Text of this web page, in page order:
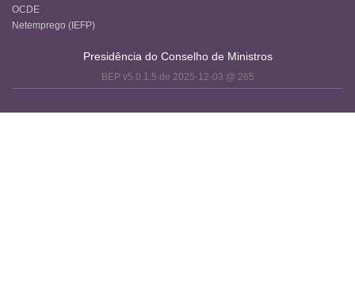
OCDE
Netemprego (IEFP)
Presidência do Conselho de Ministros
BEP v5.0.1.5 de 2025-12-03 @ 265